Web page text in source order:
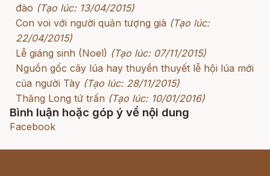
đào (Tạo lúc: 13/04/2015)
Con voi với người quản tượng già (Tạo lúc:
22/04/2015)
Lễ giáng sinh (Noel) (Tạo lúc: 07/11/2015)
Nguồn gốc cây lúa hay thuyền thuyết lễ hội lúa mới
của người Tày (Tạo lúc: 28/11/2015)
Thăng Long tứ trấn (Tạo lúc: 10/01/2016)
Bình luận hoặc góp ý về nội dung
Facebook